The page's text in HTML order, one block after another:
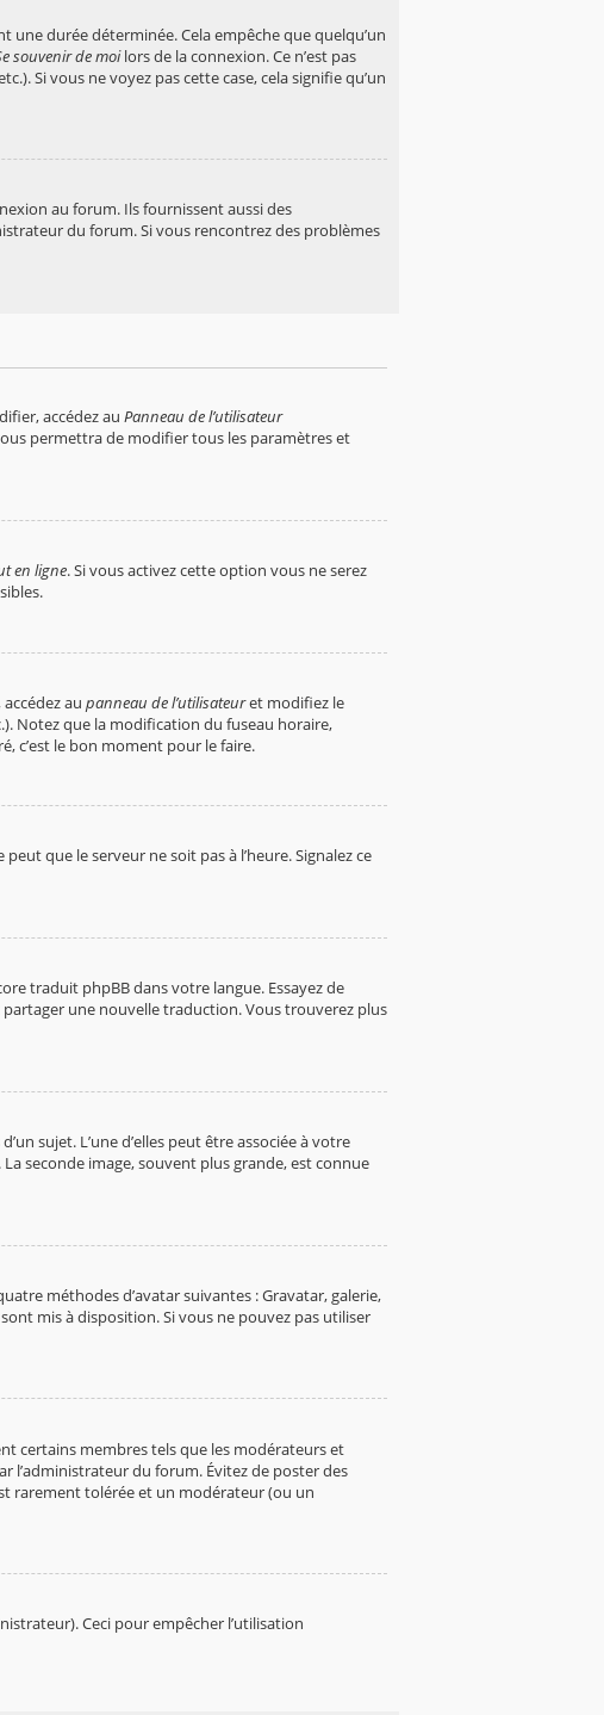
durée déterminée. Cela empêche que quelqu’un
souvenir de moilors de la connexion. Ce n’est pas
Si vous ne voyez pas cette case, cela signifie qu’un
au forum. Ils fournissent aussi des
du forum. Si vous rencontrez des problèmes
accédez au Panneau de l’utilisateur
permettra de modifier tous les paramètres et
en ligne. Si vous activez cette option vous ne serez
au panneau de l’utilisateuret modifiez le
Notez que la modification du fuseau horaire,
c’est le bon moment pour le faire.
que le serveur ne soit pas à l’heure. Signalez ce
traduit phpBB dans votre langue. Essayez de
partager une nouvelle traduction. Vous trouverez plus
sujet. L’une d’elles peut être associée à votre
seconde image, souvent plus grande, est connue
méthodes d’avatar suivantes : Gravatar, galerie,
mis à disposition. Si vous ne pouvez pas utiliser
certains membres tels que les modérateurs et
l’administrateur du forum. Évitez de poster des
rarement tolérée et un modérateur (ou un
Ceci pour empêcher l’utilisation